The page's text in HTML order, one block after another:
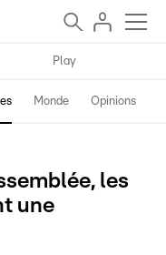
Play
Monde Opinions
les
une